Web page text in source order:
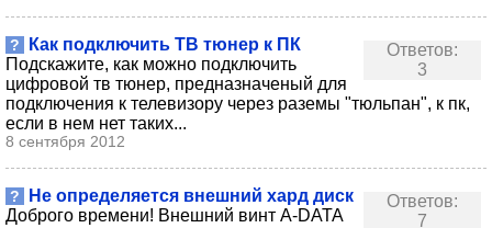
Ответов:
3
?
Как подключить ТВ тюнер к ПК
Подскажите, как можно подключить
цифровой тв тюнер, предназначеный для
подключения к телевизору через раземы "тюльпан", к пк,
если в нем нет таких...
8 сентября 2012
Ответов:
7
?
Не определяется внешний хард диск
Доброго времени! Внешний винт A-DATA